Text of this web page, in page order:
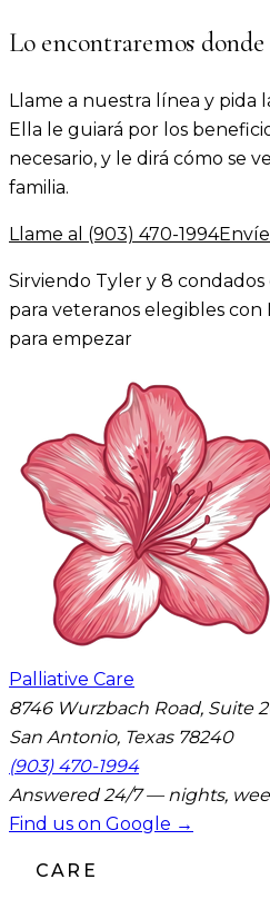
Lo encontraremos donde
Llame a nuestra línea y pida
Ella le guiará por los
necesario, y le dirá cómo se
familia.
Llame al (903) 470-1994
Sirviendo Tyler y 8 condados
para veteranos elegibles con
para empezar
Palliative Care
8746 Wurzbach Road, Suite
San Antonio, Texas 78240
(903) 470-1994
Answered 24/7 — nights,
Find us on Google →
CARE